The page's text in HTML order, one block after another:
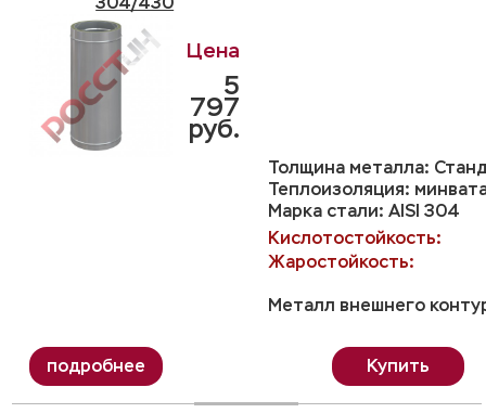
Толщина металла:
Теплоизоляция:
Марка стали: AISI 304
Кислотостойкость:
Жаростойкость:
Металл внешнего
5
797
руб.
Купить